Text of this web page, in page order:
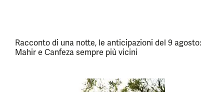
Racconto di una notte, le anticipazioni del 9 agosto:
Mahir e Canfeza sempre più vicini